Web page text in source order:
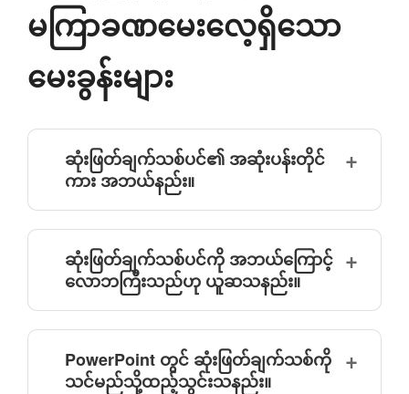
မကြာခဏမေးလေ့ရှိသော
မေးခွန်းများ
ဆုံးဖြတ်ချက်သစ်ပင်၏ အဆုံးပန်းတိုင်
ကား အဘယ်နည်း။
ဆုံးဖြတ်ချက်သစ်ပင်ကို အဘယ်ကြောင့်
လောဘကြီးသည်ဟု ယူဆသနည်း။
PowerPoint တွင် ဆုံးဖြတ်ချက်သစ်ကို
သင်မည်သို့ထည့်သွင်းသနည်း။